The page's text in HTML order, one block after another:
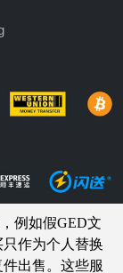
例如假GED文
只作为个人替换
出售。这些服